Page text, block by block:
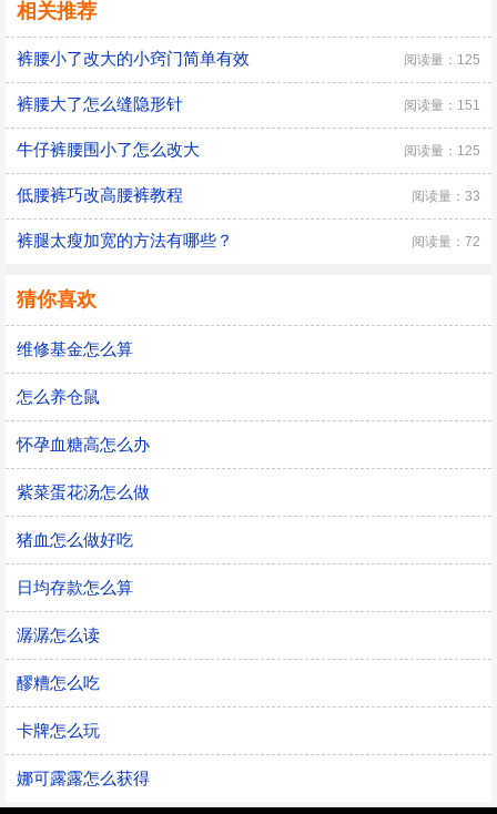
相关推荐
裤腰小了改大的小窍门简单有效 阅读量：125
裤腰大了怎么缝隐形针 阅读量：151
牛仔裤腰围小了怎么改大 阅读量：125
低腰裤巧改高腰裤教程 阅读量：33
裤腿太瘦加宽的方法有哪些？ 阅读量：72
猜你喜欢
维修基金怎么算
怎么养仓鼠
怀孕血糖高怎么办
紫菜蛋花汤怎么做
猪血怎么做好吃
日均存款怎么算
潺潺怎么读
醪糟怎么吃
卡牌怎么玩
娜可露露怎么获得